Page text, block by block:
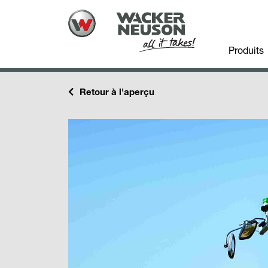
Produits
Retour à l'aperçu